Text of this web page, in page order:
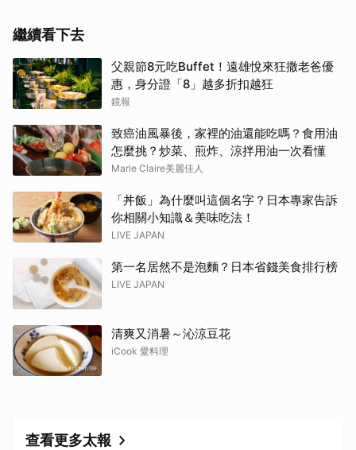
繼續看下去
父親節8元吃Buffet！遠雄悅來狂撒老爸優
惠，身分證「8」越多折扣越狂
鏡報
致癌油風暴後，家裡的油還能吃嗎？食用油
怎麼挑？炒菜、煎炸、涼拌用油一次看懂
Marie Claire美麗佳人
「丼飯」為什麼叫這個名字？日本專家告訴
你相關小知識＆美味吃法！
LIVE JAPAN
第一名居然不是泡麵？日本省錢美食排行榜
LIVE JAPAN
清爽又消暑～沁涼豆花
iCook 愛料理
查看更多太報